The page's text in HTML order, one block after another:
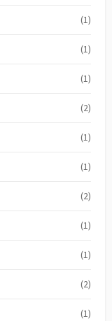
(1)
(1)
(1)
(2)
(1)
(1)
(2)
(1)
(1)
(2)
(1)